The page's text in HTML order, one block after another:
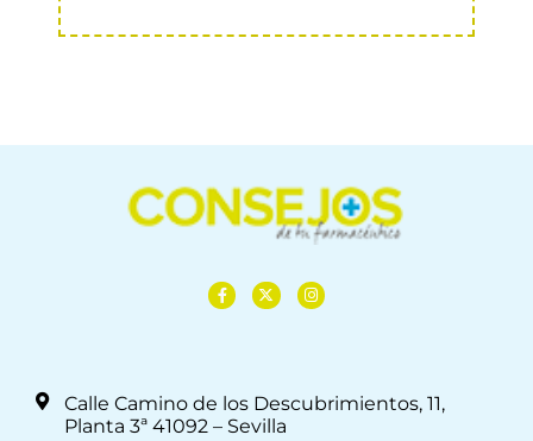
Calle Camino de los Descubrimientos, 11,
Planta 3ª 41092 – Sevilla